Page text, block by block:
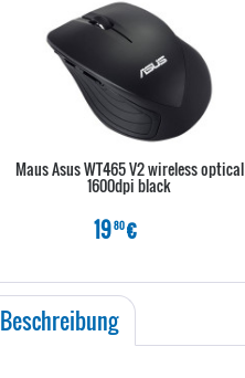
Maus Asus WT465 V2 wireless optical
1600dpi black
1980€
Beschreibung